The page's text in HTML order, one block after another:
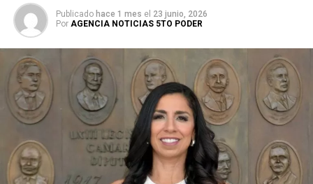
Durante su encargo en la Cámara Alta, Gino Segura centró
su agenda legislativa en iniciativas orientadas a
robustecer el desarrollo económico, la sustentabilidad
turística y la equidad social. Sin embargo, enfatizó que la
coyuntura actual exige priorizar la organización comunitaria
para asegurar la continuidad del proyecto político en la
Publicado hace 1 mes el 23 junio, 2026
Por AGENCIA NOTICIAS 5TO PODER